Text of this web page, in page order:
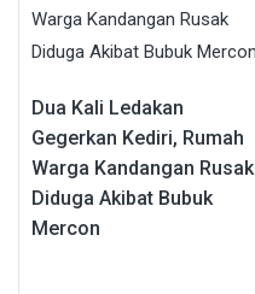
Dua Kali Ledakan
Gegerkan Kediri, Rumah
Warga Kandangan Rusak
Diduga Akibat Bubuk
Mercon